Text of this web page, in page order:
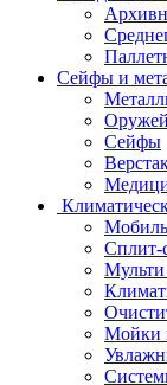
Сейфы и
Сейфы
Сплит-
Мойки